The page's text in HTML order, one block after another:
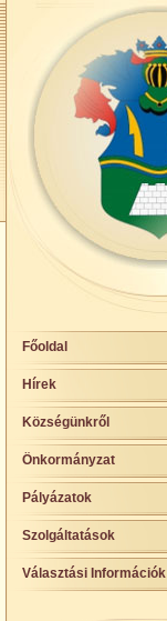
Főoldal
Hírek
Községünkről
Önkormányzat
Pályázatok
Szolgáltatások
Választási Információk